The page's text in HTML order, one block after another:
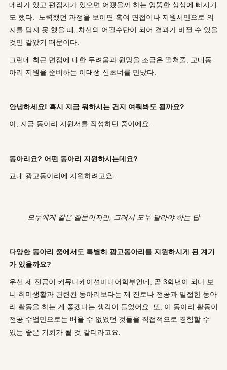
메라가 있고 편집자가 있으면 어땠을까 하는 엉뚱한 상상에 빠지기
도 했다. 노력했던 과정을 보이면 혹여 면접이나 지원서만으로 의
지를 담지 못 했을 때, 차선의 어필수단이 되어 결과가 바뀔 수 있을
것만 같았기 때문이다.
그런데 최근 면접에 대한 두려움과 원망을 조금은 떨쳐줄, 교내동
아리 지원을 준비하는 이대생 신초너를 만났다.
안녕하세요! 혹시 지금 뭐하시는 건지 여쭤봐도 될까요?
아, 지금 동아리 지원서를 작성하던 중이에요.
동아리요? 어떤 동아리 지원하시는데요?
교내 광고동아리에 지원하려고요.
모두에게 같은 질문이지만, 그래서 모두 달라야 하는 답
다양한 동아리 중에서도 특별히 광고동아리를 지원하시게 된 계기
가 있을까요?
우선 제 전공이 커뮤니케이션미디어학부인데, 곧 3학년이 되다 보
니 취미생활과 관련된 동아리보다는 제 진로나 전공과 밀접한 동아
리 활동을 하는 게 좋겠다는 생각이 들었어요. 또, 이 동아리 활동이
전공 수업만으로는 배울 수 없었던 것들을 직접적으로 경험할 수
있는 좋은 기회가 될 것 같더라고요.